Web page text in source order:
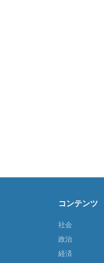
コンテンツ
社会
政治
経済